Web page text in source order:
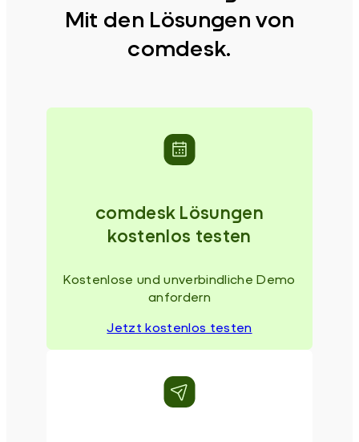
Mit den Lösungen von
comdesk.
comdesk Lösungen
kostenlos testen
Kostenlose und unverbindliche Demo
anfordern
Jetzt kostenlos testen